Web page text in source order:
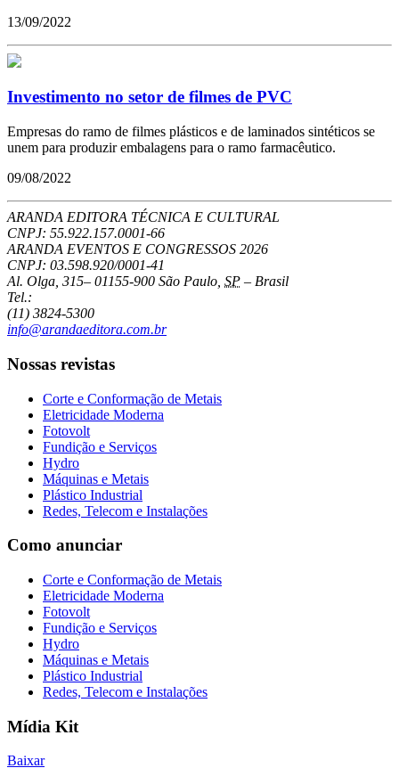
13/09/2022
Investimento no setor de filmes de PVC
Empresas do ramo de filmes plásticos e de laminados sintéticos se
unem para produzir embalagens para o ramo farmacêutico.
09/08/2022
ARANDA EDITORA TÉCNICA E CULTURAL
CNPJ: 55.922.157.0001-66
ARANDA EVENTOS E CONGRESSOS 2026
CNPJ: 03.598.920/0001-41
Al. Olga, 315– 01155-900 São Paulo SP – Brasil
Tel.:
(11) 3824-5300
info@arandaeditora.com.br
Nossas revistas
Corte e Conformação de Metais
Eletricidade Moderna
Fotovolt
Fundição e Serviços
Hydro
Máquinas e Metais
Plástico Industrial
Redes, Telecom e Instalações
Como anunciar
Corte e Conformação de Metais
Eletricidade Moderna
Fotovolt
Fundição e Serviços
Hydro
Máquinas e Metais
Plástico Industrial
Redes, Telecom e Instalações
Mídia Kit
Baixar